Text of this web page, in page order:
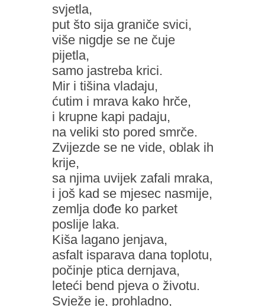
svjetla,
put što sija graniče svici,
više nigdje se ne čuje
pijetla,
samo jastreba krici.
Mir i tišina vladaju,
ćutim i mrava kako hrče,
i krupne kapi padaju,
na veliki sto pored smrče.
Zvijezde se ne vide, oblak ih
krije,
sa njima uvijek zafali mraka,
i još kad se mjesec nasmije,
zemlja dođe ko parket
poslije laka.
Kiša lagano jenjava,
asfalt isparava dana toplotu,
počinje ptica dernjava,
leteći bend pjeva o životu.
Svježe je, prohladno,